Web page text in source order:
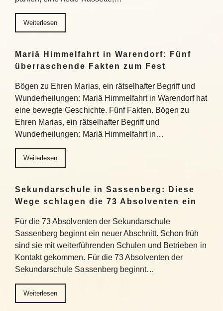
Weiterlesen
Mariä Himmelfahrt in Warendorf: Fünf
überraschende Fakten zum Fest
Bögen zu Ehren Marias, ein rätselhafter Begriff und
Wunderheilungen: Mariä Himmelfahrt in Warendorf hat
eine bewegte Geschichte. Fünf Fakten. Bögen zu
Ehren Marias, ein rätselhafter Begriff und
Wunderheilungen: Mariä Himmelfahrt in…
Weiterlesen
Sekundarschule in Sassenberg: Diese
Wege schlagen die 73 Absolventen ein
Für die 73 Absolventen der Sekundarschule
Sassenberg beginnt ein neuer Abschnitt. Schon früh
sind sie mit weiterführenden Schulen und Betrieben in
Kontakt gekommen. Für die 73 Absolventen der
Sekundarschule Sassenberg beginnt…
Weiterlesen